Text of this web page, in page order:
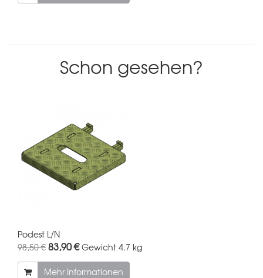
Schon gesehen?
Podest L/N
98,50 € 83,90 €Gewicht 4.7 kg
Mehr Informationen